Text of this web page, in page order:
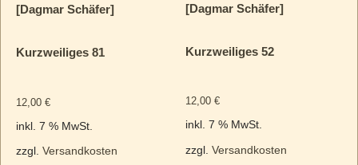
[Dagmar Schäfer]
Kurzweiliges 81
12,00 €
inkl. 7 % MwSt.
zzgl. Versandkosten
[Dagmar Schäfer]
Kurzweiliges 52
12,00€
inkl. 7 % MwSt.
zzgl.Versandkosten